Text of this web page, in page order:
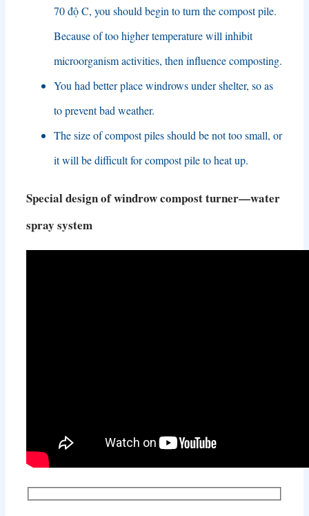
70 độ C, you should begin to turn the compost pile.
Because of too higher temperature will inhibit
microorganism activities, then influence composting.
You had better place windrows under shelter, so as
to prevent bad weather.
The size of compost piles should be not too small, or
it will be difficult for compost pile to heat up.
Special design of windrow compost turner—water
spray system